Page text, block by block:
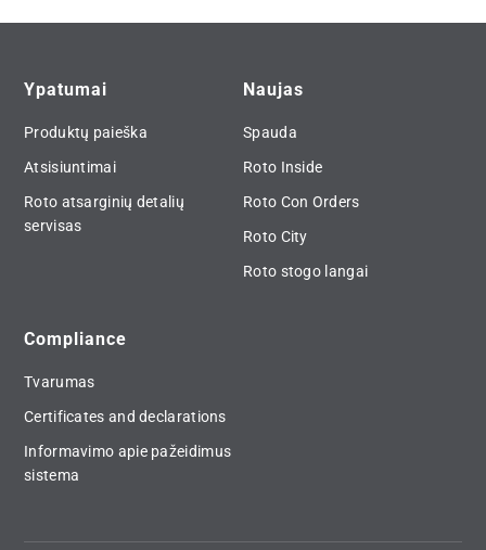
Ypatumai
Produktų paieška
Atsisiuntimai
Roto atsarginių detalių
servisas
Naujas
Spauda
Roto Inside
Roto Con Orders
Roto City
Roto stogo langai
Compliance
Tvarumas
Certificates and declarations
Informavimo apie pažeidimus
sistema